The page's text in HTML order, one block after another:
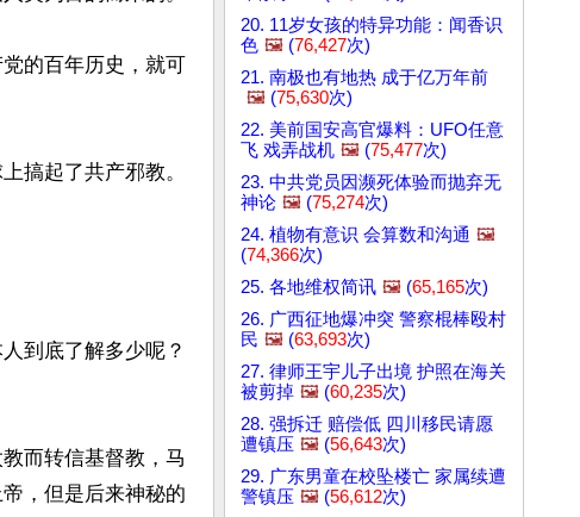
的百年历史，就可
搞起了共产邪教。
到底了解多少呢？
而转信基督教，马
，但是后来神秘的
20. 11岁女孩的特异功能：闻香识
色 🖼️ (76,427次)
21. 南极也有地热 成于亿万年前
🖼️ (75,630次)
22. 美前国安高官爆料：UFO任意
飞 戏弄战机 🖼️ (75,477次)
23. 中共党员因濒死体验而抛弃无
神论 🖼️ (75,274次)
24. 植物有意识 会算数和沟通 🖼️
(74,366次)
25. 各地维权简讯 🖼️ (65,165次)
26. 广西征地爆冲突 警察棍棒殴村
民 🖼️ (63,693次)
27. 律师王宇儿子出境 护照在海关
被剪掉 🖼️ (60,235次)
28. 强拆迁 赔偿低 四川移民请愿
遭镇压 🖼️ (56,643次)
29. 广东男童在校坠楼亡 家属续遭
警镇压 🖼️ (56,612次)